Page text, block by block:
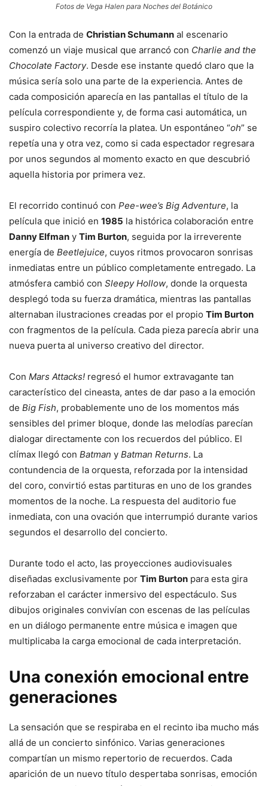
Fotos de Vega Halen para Noches del Botánico
Con la entrada de Christian Schumann al escenario
comenzó un viaje musical que arrancó con Charlie and the
Chocolate Factory. Desde ese instante quedó claro que la
música sería solo una parte de la experiencia. Antes de
cada composición aparecía en las pantallas el título de la
película correspondiente y, de forma casi automática, un
suspiro colectivo recorría la platea. Un espontáneo “oh” se
repetía una y otra vez, como si cada espectador regresara
por unos segundos al momento exacto en que descubrió
aquella historia por primera vez.
El recorrido continuó con Pee-wee’s Big Adventure, la
película que inició en 1985 la histórica colaboración entre
Danny Elfman y Tim Burton, seguida por la irreverente
energía de Beetlejuice, cuyos ritmos provocaron sonrisas
inmediatas entre un público completamente entregado. La
atmósfera cambió con Sleepy Hollow, donde la orquesta
desplegó toda su fuerza dramática, mientras las pantallas
alternaban ilustraciones creadas por el propio Tim Burton
con fragmentos de la película. Cada pieza parecía abrir una
nueva puerta al universo creativo del director.
Con Mars Attacks! regresó el humor extravagante tan
característico del cineasta, antes de dar paso a la emoción
de Big Fish, probablemente uno de los momentos más
sensibles del primer bloque, donde las melodías parecían
dialogar directamente con los recuerdos del público. El
clímax llegó con Batman y Batman Returns. La
contundencia de la orquesta, reforzada por la intensidad
del coro, convirtió estas partituras en uno de los grandes
momentos de la noche. La respuesta del auditorio fue
inmediata, con una ovación que interrumpió durante varios
segundos el desarrollo del concierto.
Durante todo el acto, las proyecciones audiovisuales
diseñadas exclusivamente por Tim Burton para esta gira
reforzaban el carácter inmersivo del espectáculo. Sus
dibujos originales convivían con escenas de las películas
en un diálogo permanente entre música e imagen que
multiplicaba la carga emocional de cada interpretación.
Una conexión emocional entre
generaciones
La sensación que se respiraba en el recinto iba mucho más
allá de un concierto sinfónico. Varias generaciones
compartían un mismo repertorio de recuerdos. Cada
aparición de un nuevo título despertaba sonrisas, emoción